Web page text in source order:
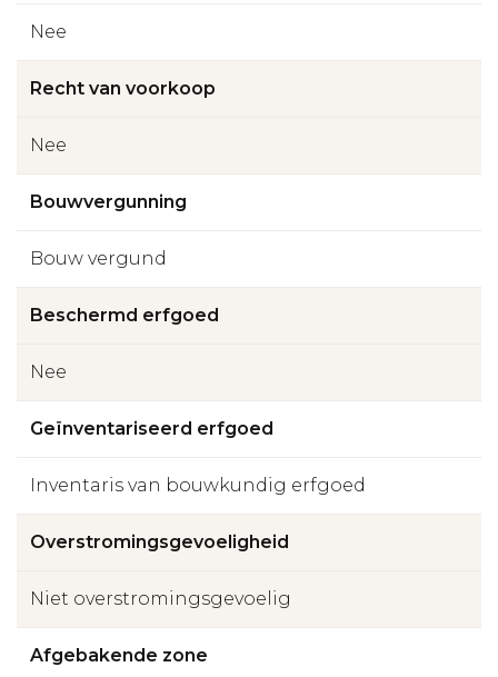
Nee
Recht van voorkoop
Nee
Bouwvergunning
Bouw vergund
Beschermd erfgoed
Nee
Geïnventariseerd erfgoed
Inventaris van bouwkundig erfgoed
Overstromingsgevoeligheid
Niet overstromingsgevoelig
Afgebakende zone